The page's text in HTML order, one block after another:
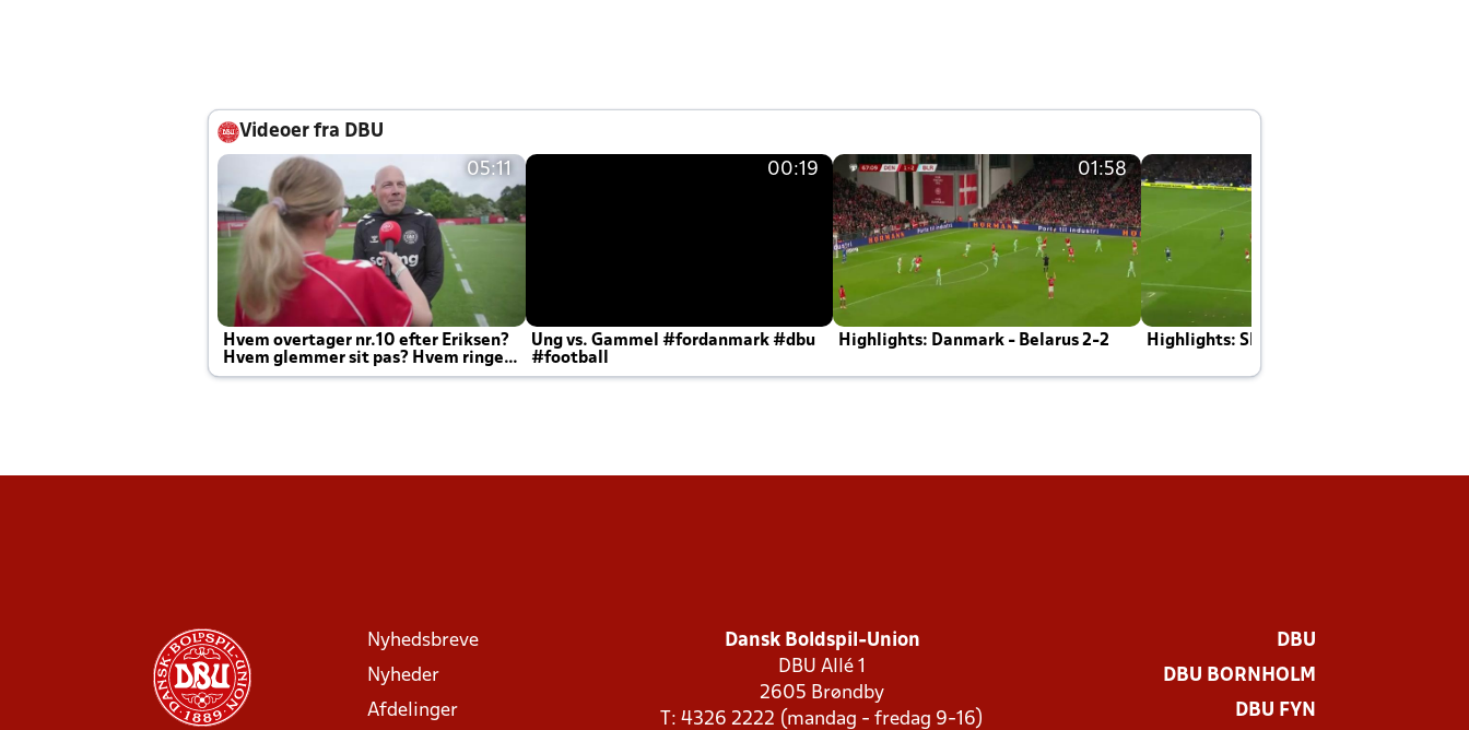
Videoer fra DBU
05:11
Hvem overtager nr.10 efter Eriksen?
Hvem glemmer sit pas? Hvem ringer
Joachim altid til efter kampe?
00:19
Ung vs. Gammel #fordanmark #dbu
#football
01:58
Highlights: Danmark - Belarus 2-2 Highlights: Skotland - Danmark 4-2
Nyhedsbreve
Nyheder
Afdelinger
Dansk Boldspil-Union
DBU Allé 1
2605 Brøndby
T: 4326 2222 (mandag - fredag 9-16)
DBU
DBU BORNHOLM
DBU FYN